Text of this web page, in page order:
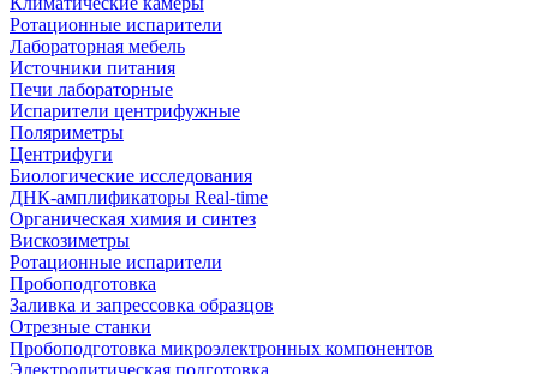
Ротационные испарители
Лабораторная мебель
Источники питания
Печи лабораторные
Испарители центрифужные
Поляриметры
Центрифуги
Биологические исследования
ДНК-амплификаторы Real-time
Органическая химия и синтез
Вискозиметры
Ротационные испарители
Пробоподготовка
Заливка и запрессовка образцов
Отрезные станки
Пробоподготовка микроэлектронных компонентов
Электролитическая подготовка